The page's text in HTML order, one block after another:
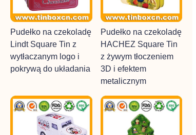
Pudełko na czekoladę
Lindt Square Tin z
wytłaczanym logo i
pokrywą do układania
Pudełko na czekoladę
HACHEZ Square Tin
z żywym tłoczeniem
3D i efektem
metalicznym